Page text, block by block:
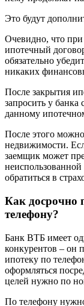
Это будут
Очевидно, что
ипотечный
обязательно
никаких
После закрытия
запросить у банка
данному
После этого
недвижимости.
заемщик может
неиспользованной
обратиться в
Как досрочно
телефону?
Банк ВТБ имеет
конкурентов – он
ипотеку по
оформляться
целей нужно по
По телефону